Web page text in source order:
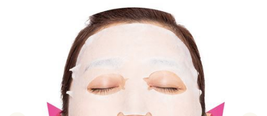
ジュニア・ティーンズ下着
キッチン・雑貨・日用品
寝具・インテリア・家具
寝具・インテリア・家具通販すべて
寝具・ベッド
美容・健康通販すべて
美容・健康・サプリメント
制服・スクール
制服・スクールすべて
大きいサイズ
キッチン・雑貨・日用品
寝具・ベッド
カーテン・ラグ・ファブリック
美容・健康通販すべて
美容・健康・サプリメント
制服・スクール
制服・スクールすべて
制服・学生服
大きいサイズ
大きいサイズ通販すべて
バーゲン